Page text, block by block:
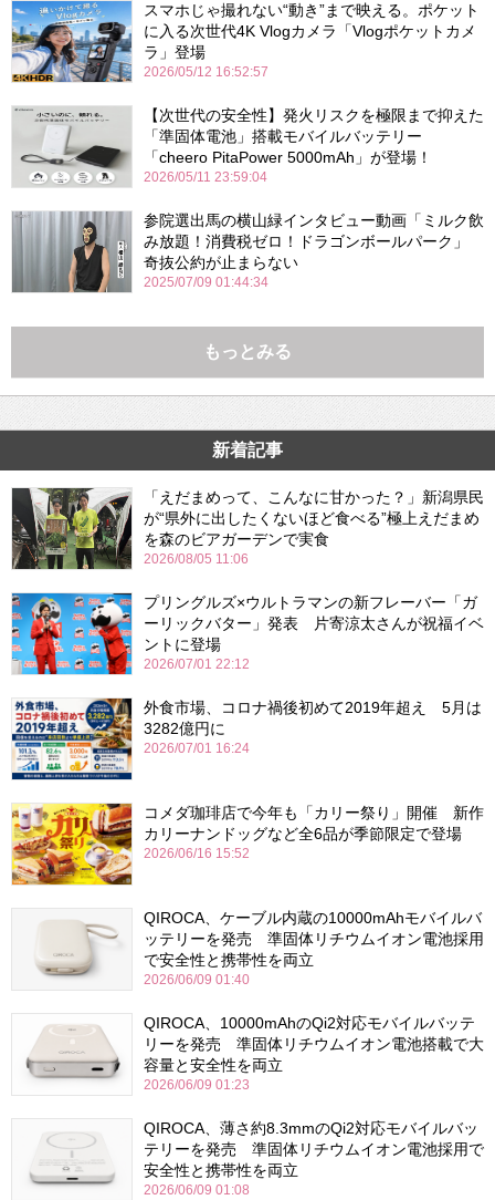
スマホじゃ撮れない“動き”まで映える。ポケット
に入る次世代4K Vlogカメラ「Vlogポケットカメ
ラ」登場
2026/05/12 16:52:57
【次世代の安全性】発火リスクを極限まで抑えた
「準固体電池」搭載モバイルバッテリー
「cheero PitaPower 5000mAh」が登場！
2026/05/11 23:59:04
参院選出馬の横山緑インタビュー動画「ミルク飲
み放題！消費税ゼロ！ドラゴンボールパーク」
奇抜公約が止まらない
2025/07/09 01:44:34
もっとみる
新着記事
「えだまめって、こんなに甘かった？」新潟県民
が“県外に出したくないほど食べる”極上えだまめ
を森のビアガーデンで実食
2026/08/05 11:06
プリングルズ×ウルトラマンの新フレーバー「ガ
ーリックバター」発表 片寄涼太さんが祝福イベ
ントに登場
2026/07/01 22:12
外食市場、コロナ禍後初めて2019年超え 5月は
3282億円に
2026/07/01 16:24
コメダ珈琲店で今年も「カリー祭り」開催 新作
カリーナンドッグなど全6品が季節限定で登場
2026/06/16 15:52
QIROCA、ケーブル内蔵の10000mAhモバイルバ
ッテリーを発売 準固体リチウムイオン電池採用
で安全性と携帯性を両立
2026/06/09 01:40
QIROCA、10000mAhのQi2対応モバイルバッテ
リーを発売 準固体リチウムイオン電池搭載で大
容量と安全性を両立
2026/06/09 01:23
QIROCA、薄さ約8.3mmのQi2対応モバイルバッ
テリーを発売 準固体リチウムイオン電池採用で
安全性と携帯性を両立
2026/06/09 01:08